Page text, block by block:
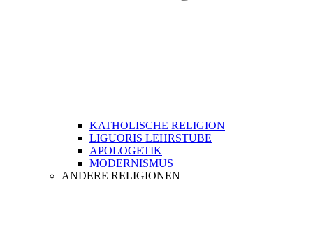
KATHOLISCHE RELIGION
LIGUORIS LEHRSTUBE
APOLOGETIK
MODERNISMUS
ANDERE RELIGIONEN